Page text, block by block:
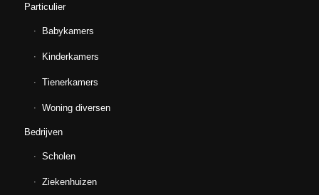
Particulier
Babykamers
Kinderkamers
Tienerkamers
Woning diversen
Bedrijven
Scholen
Ziekenhuizen